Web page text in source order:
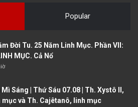
Popular
Đời Tu. 25 Năm Linh Mục. Phần VII:
MỤC. Cả Nổ
Mì Sáng | Thứ Sáu 07.08 | Th. Xystô II,
mục và Th. Cajêtanô, linh mục